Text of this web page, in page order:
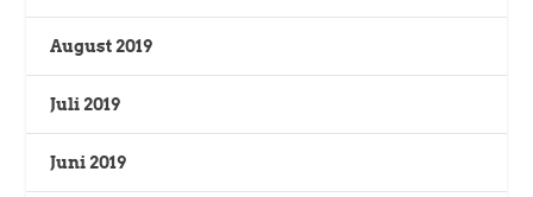
August 2019
Juli 2019
Juni 2019